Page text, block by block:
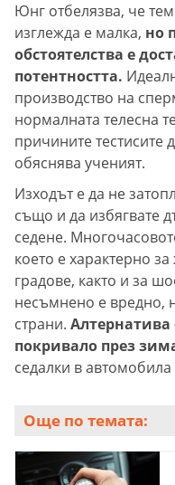
Юнг отбелязва, че
изглежда е малка, но
обстоятелства е
потентността.
производство на
нормалната телесна
причините тестисите
обяснява ученият.
Изходът е да не
също и да избягвате
седене.
което е характерно
градове, както и за
несъмнено е вредно,
страни. Алтернатива
покривало през
седалки в
Още по темата: